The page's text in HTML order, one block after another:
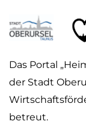
Das Portal
der Stadt
betreut.